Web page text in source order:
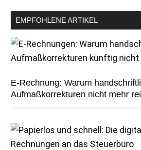
EMPFOHLENE ARTIKEL
E-Rechnung: Warum
Aufmaßkorrekturen nicht mehr